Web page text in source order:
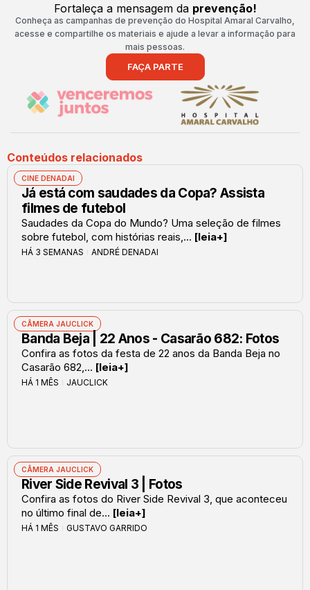
Fortaleça a mensagem da prevenção!
Conheça as campanhas de prevenção do Hospital Amaral Carvalho,
acesse e compartilhe os materiais e ajude a levar a informação para
mais pessoas.
FAÇA PARTE
Conteúdos relacionados
CINE DENADAI
Já está com saudades da Copa? Assista
filmes de futebol
Saudades da Copa do Mundo? Uma seleção de filmes
sobre futebol, com histórias reais,... [leia+]
HÁ 3 SEMANAS ANDRÉ DENADAI
CÂMERA JAUCLICK
Banda Beja | 22 Anos - Casarão 682: Fotos
Confira as fotos da festa de 22 anos da Banda Beja no
Casarão 682,... [leia+]
HÁ 1 MÊS JAUCLICK
CÂMERA JAUCLICK
River Side Revival 3 | Fotos
Confira as fotos do River Side Revival 3, que aconteceu
no último final de... [leia+]
HÁ 1 MÊS GUSTAVO GARRIDO